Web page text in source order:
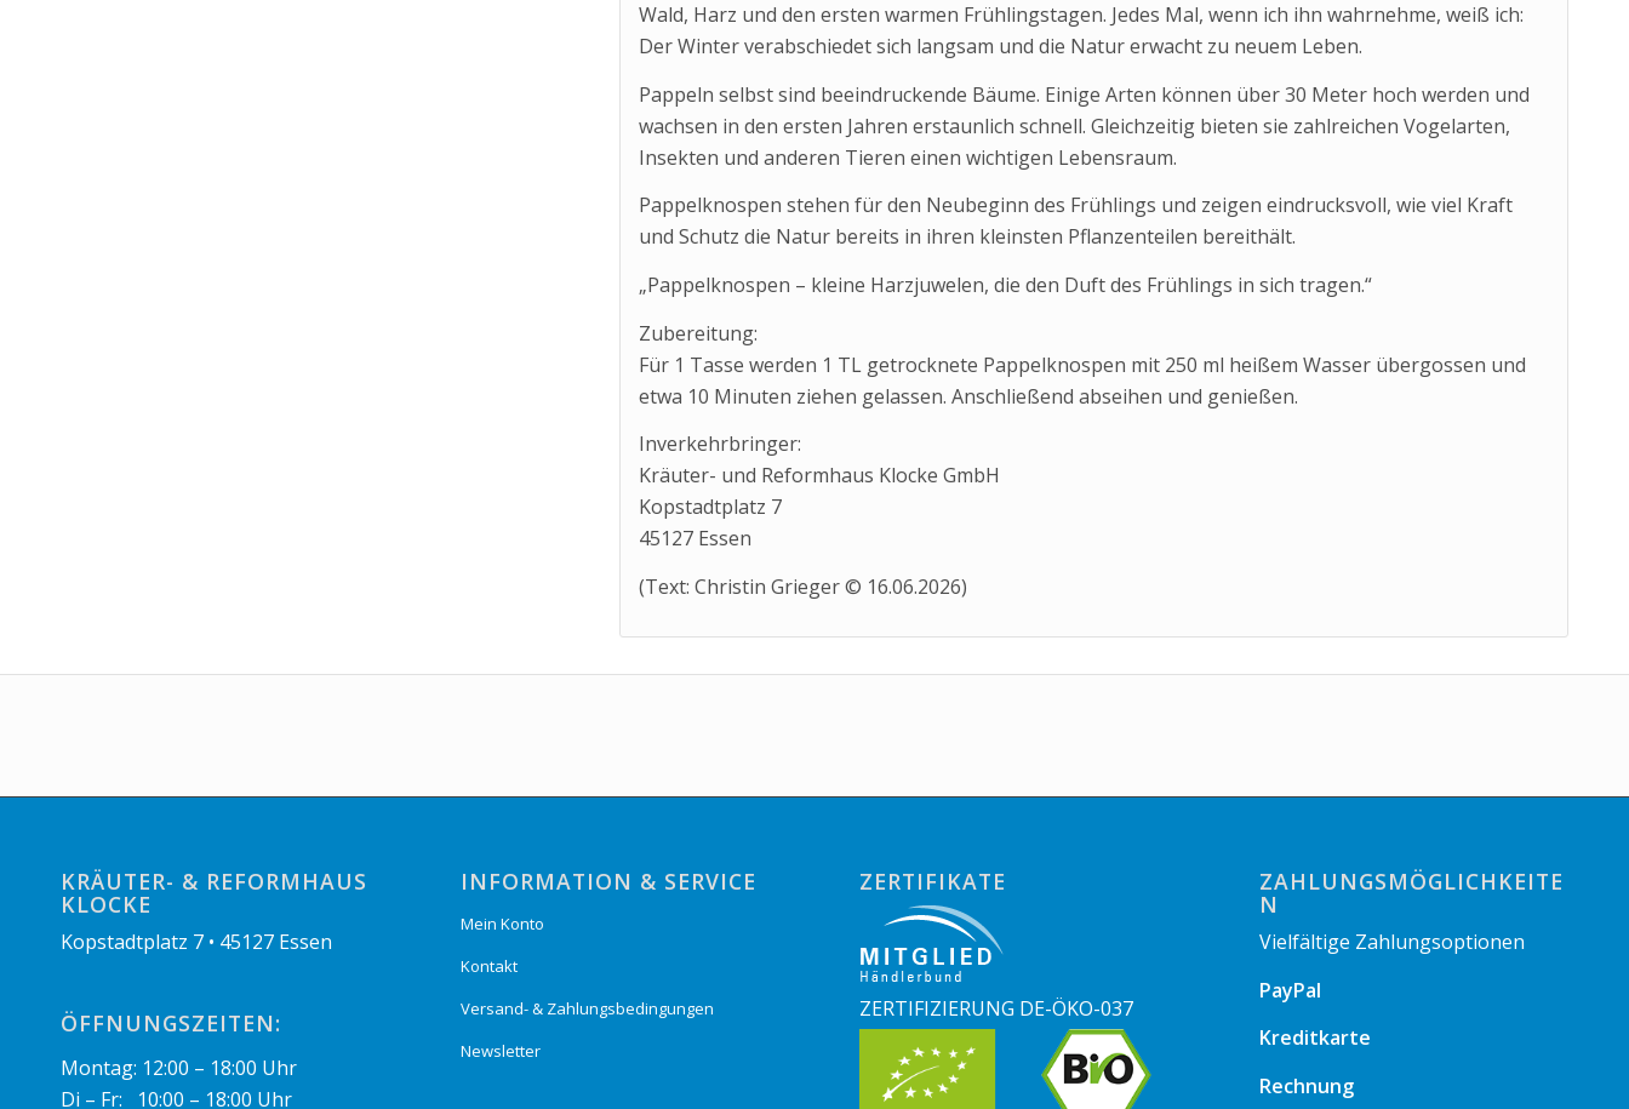
Wald, Harz und den ersten warmen Frühlingstagen. Jedes Mal, wenn ich ihn wahrnehme, weiß ich:
Der Winter verabschiedet sich langsam und die Natur erwacht zu neuem Leben.
Pappeln selbst sind beeindruckende Bäume. Einige Arten können über 30 Meter hoch werden und
wachsen in den ersten Jahren erstaunlich schnell. Gleichzeitig bieten sie zahlreichen Vogelarten,
Insekten und anderen Tieren einen wichtigen Lebensraum.
Pappelknospen stehen für den Neubeginn des Frühlings und zeigen eindrucksvoll, wie viel Kraft
und Schutz die Natur bereits in ihren kleinsten Pflanzenteilen bereithält.
„Pappelknospen – kleine Harzjuwelen, die den Duft des Frühlings in sich tragen.“
Zubereitung:
Für 1 Tasse werden 1 TL getrocknete Pappelknospen mit 250 ml heißem Wasser übergossen und
etwa 10 Minuten ziehen gelassen. Anschließend abseihen und genießen.
Inverkehrbringer:
Kräuter- und Reformhaus Klocke GmbH
Kopstadtplatz 7
45127 Essen
(Text: Christin Grieger © 16.06.2026)
KRÄUTER- & REFORMHAUS
KLOCKE
Kopstadtplatz 7 • 45127 Essen
ÖFFNUNGSZEITEN:
Montag: 12:00 – 18:00 Uhr
Di – Fr: 10:00 – 18:00 Uhr
INFORMATION & SERVICE
Mein Konto
Kontakt
Versand- & Zahlungsbedingungen
Newsletter
ZERTIFIKATE
ZERTIFIZIERUNG DE-ÖKO-037
ZAHLUNGSMÖGLICHKEITE
N
Vielfältige Zahlungsoptionen
PayPal
Kreditkarte
Rechnung